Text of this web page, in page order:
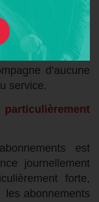
décarbonation
le rapport
du TER. Or cette
d’aucune
service.
est
journellement
forte,
abonnements